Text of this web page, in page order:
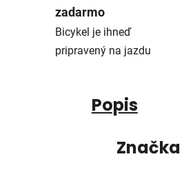
zadarmo
Bicykel je ihneď
pripravený na jazdu
Popis
Značka